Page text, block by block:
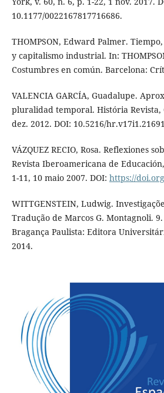
10.1177/0022167817716686.
THOMPSON, Edward Palmer.
y capitalismo industrial. In:
Costumbres en común. Barcelona:
VALENCIA GARCÍA, Guadalupe.
pluralidad temporal. História Revista,
dez. 2012. DOI: 10.5216/
VÁZQUEZ RECIO, Rosa. Reflexiones
Revista Iberoamericana de
1-11, 10 maio 2007. DOI: https://
WITTGENSTEIN, Ludwig.
Tradução de Marcos G. Montagnoli.
Bragança Paulista: Editora
2014.